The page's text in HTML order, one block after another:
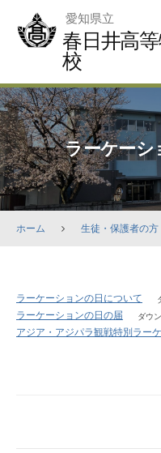
愛知県立
春日井高
校
ラーケーシ
ホーム 生徒・保護者の方
ラ
ー
ケ
の
ラーケーションの日について
ラーケーションの日の届 ダウ
アジア・アジパラ観戦特別ラー